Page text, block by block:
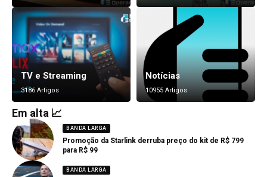
TV e Streaming
3186 Artigos
Notícias
10955 Artigos
Em alta 📈
BANDA LARGA
Promoção da Starlink derruba preço do kit de R$ 799
para R$ 99
BANDA LARGA